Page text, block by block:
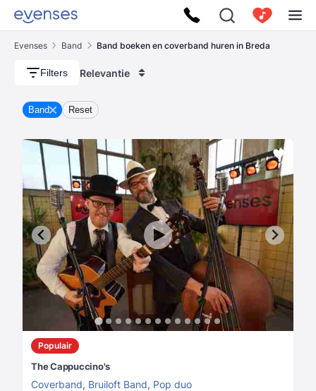
Evenses Band Band boeken en coverband huren in Breda
Filters Relevantie
Band Reset
Populair
The Cappuccino's
Coverband, Bruiloft Band, Pop duo